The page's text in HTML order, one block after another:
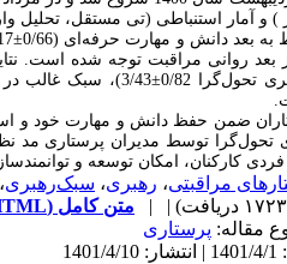
استنباطی (تی مستقل، تحلیل واریانس )
روانی مراقبت توجه شده است.
ضمن حفظ دانش و مهارت خود و
توسط مدیران پرستاری مد
کارکنان، امکان توسعه و
مراقبتی، رهبری، سبک‌رهبری،
| | متن کامل (HTML)
مقاله: پرستاری